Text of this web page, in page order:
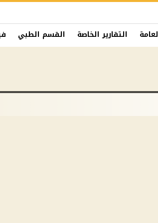
التقارير الخاصة القسم الطبي